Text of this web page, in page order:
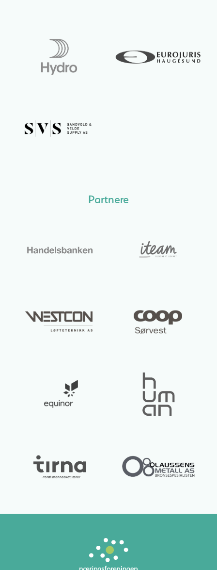
Partnere
Lurer du på noe? 😊